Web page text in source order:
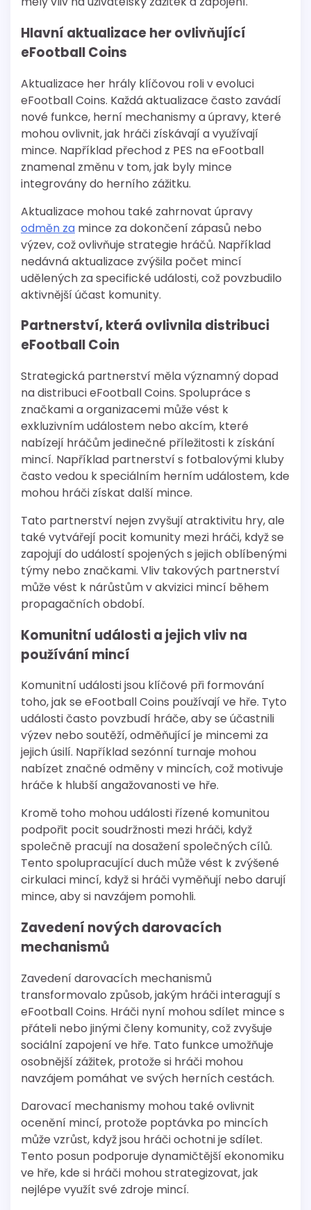
Hlavní aktualizace her ovlivňující
eFootball Coins
Aktualizace her hrály klíčovou roli v evoluci
eFootball Coins. Každá aktualizace často zavádí
nové funkce, herní mechanismy a úpravy, které
mohou ovlivnit, jak hráči získávají a využívají
mince. Například přechod z PES na eFootball
znamenal změnu v tom, jak byly mince
integrovány do herního zážitku.
Aktualizace mohou také zahrnovat úpravy
odměn za mince za dokončení zápasů nebo
výzev, což ovlivňuje strategie hráčů. Například
nedávná aktualizace zvýšila počet mincí
udělených za specifické události, což povzbudilo
aktivnější účast komunity.
Partnerství, která ovlivnila distribuci
eFootball Coin
Strategická partnerství měla významný dopad
na distribuci eFootball Coins. Spolupráce s
značkami a organizacemi může vést k
exkluzivním událostem nebo akcím, které
nabízejí hráčům jedinečné příležitosti k získání
mincí. Například partnerství s fotbalovými kluby
často vedou k speciálním herním událostem, kde
mohou hráči získat další mince.
Tato partnerství nejen zvyšují atraktivitu hry, ale
také vytvářejí pocit komunity mezi hráči, když se
zapojují do událostí spojených s jejich oblíbenými
týmy nebo značkami. Vliv takových partnerství
může vést k nárůstům v akvizici mincí během
propagačních období.
Komunitní události a jejich vliv na
používání mincí
Komunitní události jsou klíčové při formování
toho, jak se eFootball Coins používají ve hře. Tyto
události často povzbudí hráče, aby se účastnili
výzev nebo soutěží, odměňující je mincemi za
jejich úsilí. Například sezónní turnaje mohou
nabízet značné odměny v mincích, což motivuje
hráče k hlubší angažovanosti ve hře.
Kromě toho mohou události řízené komunitou
podpořit pocit soudržnosti mezi hráči, když
společně pracují na dosažení společných cílů.
Tento spolupracující duch může vést k zvýšené
cirkulaci mincí, když si hráči vyměňují nebo darují
mince, aby si navzájem pomohli.
Zavedení nových darovacích
mechanismů
Zavedení darovacích mechanismů
transformovalo způsob, jakým hráči interagují s
eFootball Coins. Hráči nyní mohou sdílet mince s
přáteli nebo jinými členy komunity, což zvyšuje
sociální zapojení ve hře. Tato funkce umožňuje
osobnější zážitek, protože si hráči mohou
navzájem pomáhat ve svých herních cestách.
Darovací mechanismy mohou také ovlivnit
ocenění mincí, protože poptávka po mincích
může vzrůst, když jsou hráči ochotni je sdílet.
Tento posun podporuje dynamičtější ekonomiku
ve hře, kde si hráči mohou strategizovat, jak
nejlépe využít své zdroje mincí.